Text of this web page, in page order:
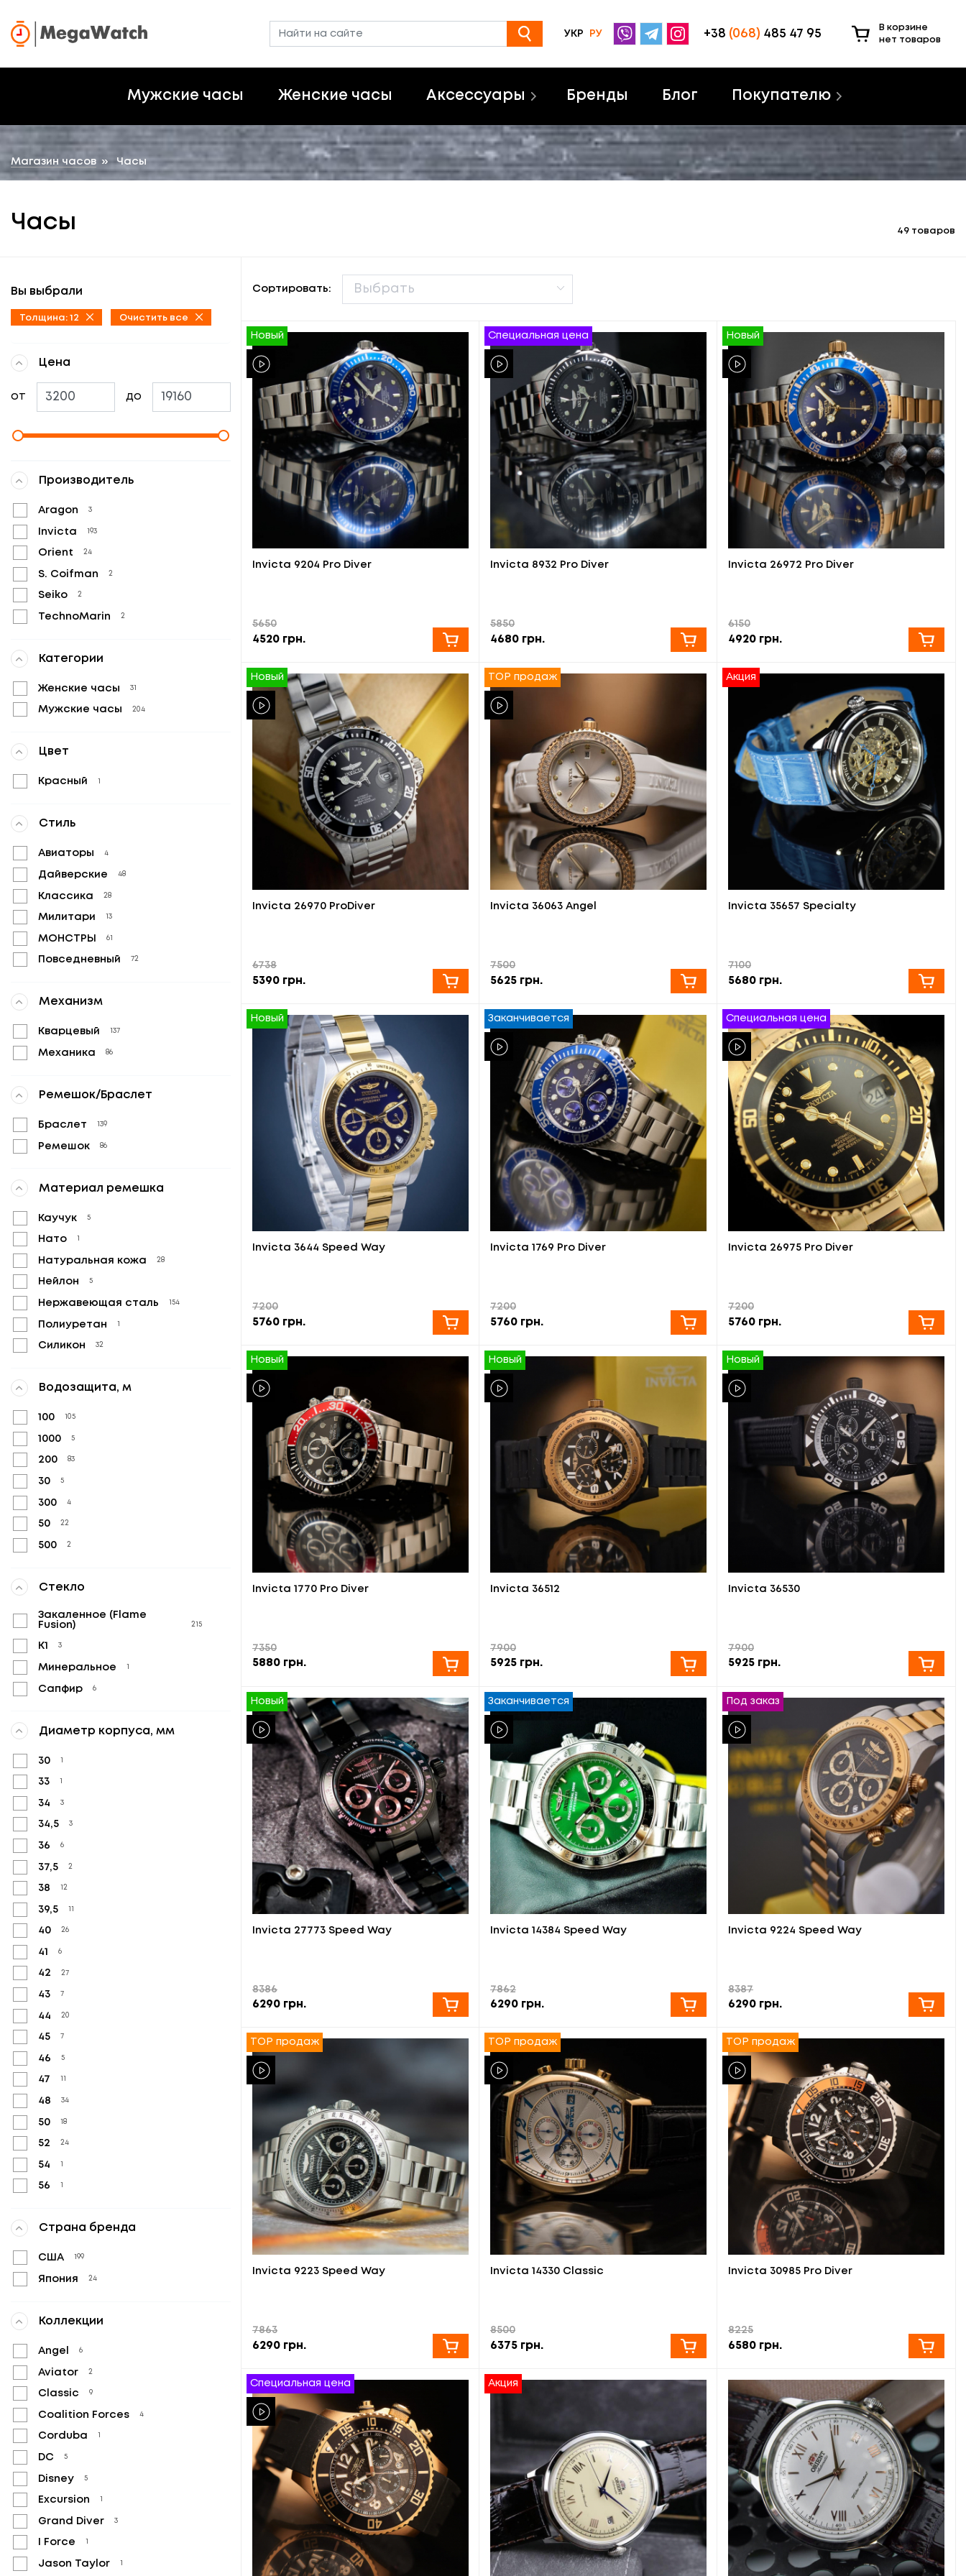
УКР РУ +38 (068) 485 47 95
В корзине
нет товаров
Мужские часы Женские часы Аксессуары Бренды Блог Покупателю
Магазин часов » Часы
Часы 49 товаров
Вы выбрали
Толщина: 12 Очистить все
Цена
от до
Производитель
Aragon 3
Invicta 193
Orient 24
S. Coifman 2
Seiko 2
TechnoMarin 2
Категории
Женские часы 31
Мужские часы 204
Цвет
Красный 1
Стиль
Авиаторы 4
Дайверские 48
Классика 28
Милитари 13
МОНСТРЫ 61
Повседневный 72
Механизм
Кварцевый 137
Механика 86
Ремешок/Браслет
Браслет 139
Ремешок 86
Материал ремешка
Каучук 5
Нато
Натуральная кожа 28
Нейлон 5
Нержавеющая сталь 154
Полиуретан 1
Силикон 32
Водозащита, м
100 105
1000 5
200 83
30 5
300 4
50 22
500 2
Стекло
Закаленное (Flame
Fusion)
215
К1 3
Минеральное
Сапфир 6
Диаметр корпуса, мм
30 1
33
34 3
34,5 3
36 6
37,5 2
38 12
39,5
40 26
41 6
42 27
43 7
44 20
45 7
46 5
47
48 34
50 18
52 24
54
56
Страна бренда
США 199
Япония 24
Коллекции
Angel 6
Aviator 2
Classic 9
Coalition Forces 4
Corduba
DC 5
Disney 5
Excursion
Grand Diver 3
I Force
Jason Taylor
Сортировать:
Новый
Invicta 9204 Pro Diver
5650
4520 грн.
Специальная цена
Invicta 8932 Pro Diver
5850
4680 грн.
Новый
Invicta 26972 Pro Diver
6150
4920 грн.
Новый
Invicta 26970 ProDiver
6738
5390 грн.
TOP продаж
Invicta 36063 Angel
7500
5625 грн.
Акция
Invicta 35657 Specialty
7100
5680 грн.
Новый
Invicta 3644 Speed Way
7200
5760 грн.
Заканчивается
Invicta 1769 Pro Diver
7200
5760 грн.
Специальная цена
Invicta 26975 Pro Diver
7200
5760 грн.
Новый
Invicta 1770 Pro Diver
7350
5880 грн.
Новый
Invicta 36512
7900
5925 грн.
Новый
Invicta 36530
7900
5925 грн.
Новый
Invicta 27773 Speed Way
8386
6290 грн.
Заканчивается
Invicta 14384 Speed Way
7862
6290 грн.
Под заказ
Invicta 9224 Speed Way
8387
6290 грн.
TOP продаж
Invicta 9223 Speed Way
7863
6290 грн.
TOP продаж
Invicta 14330 Сlassic
8500
6375 грн.
TOP продаж
Invicta 30985 Pro Diver
8225
6580 грн.
Специальная цена Акция